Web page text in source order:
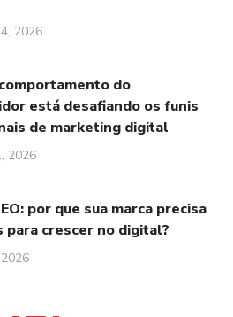
2026
do
está desafiando os funis
de marketing digital
2026
por que sua marca precisa
para crescer no digital?